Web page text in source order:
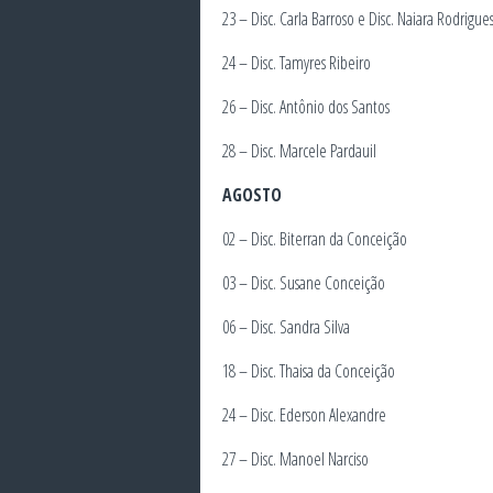
23 – Disc. Carla Barroso e Disc. Naiara Rodrigues
24 – Disc. Tamyres Ribeiro
26 – Disc. Antônio dos Santos
28 – Disc. Marcele Pardauil
AGOSTO
02 – Disc. Biterran da Conceição
03 – Disc. Susane Conceição
06 – Disc. Sandra Silva
18 – Disc. Thaisa da Conceição
24 – Disc. Ederson Alexandre
27 – Disc. Manoel Narciso